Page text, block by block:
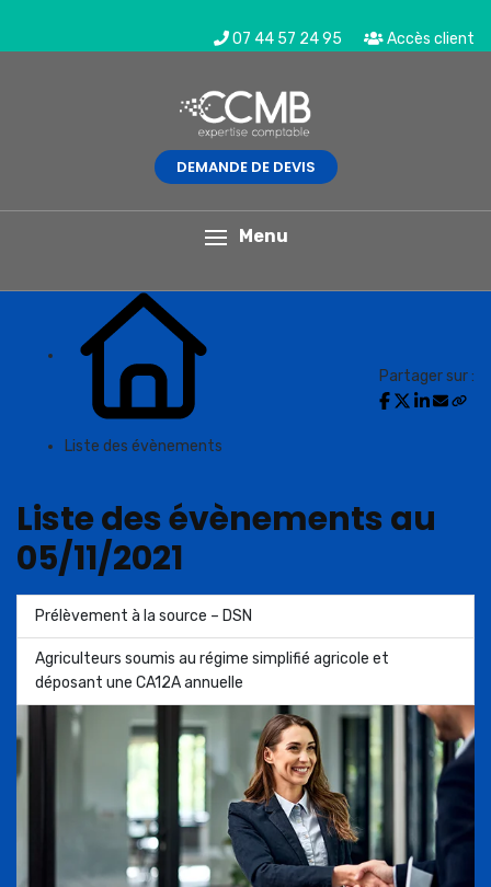
07 44 57 24 95 Accès client
DEMANDE DE DEVIS
Menu
L'actualité du mois
Liste des évènements
Partager sur :
Liste des évènements au
05/11/2021
Prélèvement à la source – DSN
Agriculteurs soumis au régime simplifié agricole et
déposant une CA12A annuelle